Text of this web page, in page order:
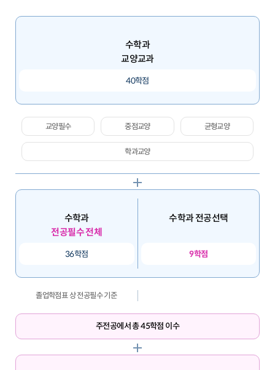
수학과
교양교과
40학점
교양필수 중점교양 균형교양
학과교양
수학과
전공필수 전체
36학점
수학과 전공선택
9학점
졸업학점표 상 전공필수 기준
주전공에서 총 45학점 이수